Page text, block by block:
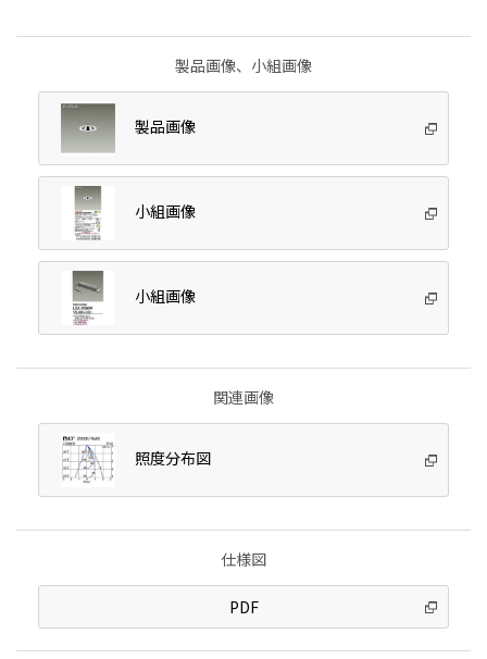
製品画像、小組画像
製品画像
小組画像
小組画像
関連画像
照度分布図
仕様図
PDF